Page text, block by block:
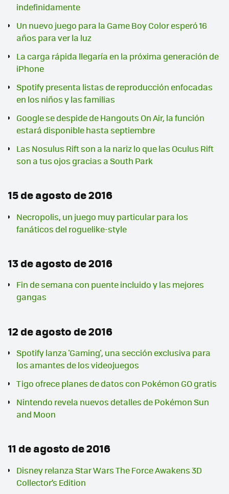
indefinidamente
Un nuevo juego para la Game Boy Color esperó 16
años para ver la luz
La carga rápida llegaría en la próxima generación de
iPhone
Spotify presenta listas de reproducción enfocadas
en los niños y las familias
Google se despide de Hangouts On Air, la función
estará disponible hasta septiembre
Las Nosulus Rift son a la nariz lo que las Oculus Rift
son a tus ojos gracias a South Park
15 de agosto de 2016
Necropolis, un juego muy particular para los
fanáticos del roguelike-style
13 de agosto de 2016
Fin de semana con puente incluido y las mejores
gangas
12 de agosto de 2016
Spotify lanza 'Gaming', una sección exclusiva para
los amantes de los videojuegos
Tigo ofrece planes de datos con Pokémon GO gratis
Nintendo revela nuevos detalles de Pokémon Sun
and Moon
11 de agosto de 2016
Disney relanza Star Wars The Force Awakens 3D
Collector’s Edition